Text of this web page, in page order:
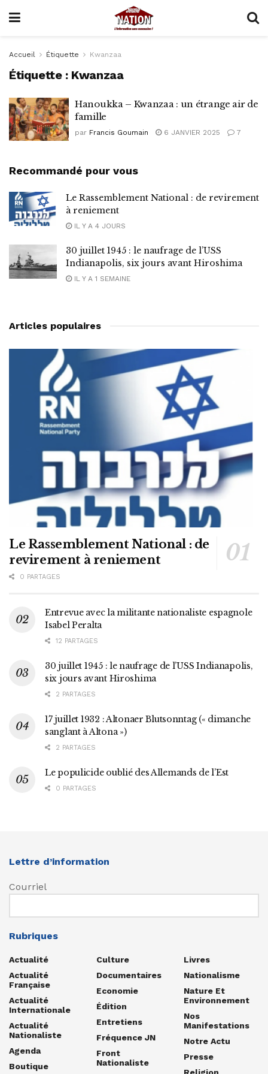
Accueil Étiquette Kwanzaa
Étiquette : Kwanzaa
Hanoukka – Kwanzaa : un étrange air de
famille
par Francis Goumain 6 JANVIER 2025 7
Recommandé pour vous
Le Rassemblement National : de revirement
à reniement
IL Y A 4 JOURS
30 juillet 1945 : le naufrage de l’USS
Indianapolis, six jours avant Hiroshima
IL Y A 1 SEMAINE
Articles populaires
Le Rassemblement National : de
revirement à reniement
0 PARTAGES
Entrevue avec la militante nationaliste espagnole
Isabel Peralta
12 PARTAGES
30 juillet 1945 : le naufrage de l’USS Indianapolis,
six jours avant Hiroshima
2 PARTAGES
17 juillet 1932 : Altonaer Blutsonntag (« dimanche
sanglant à Altona »)
2 PARTAGES
Le populicide oublié des Allemands de l’Est
0 PARTAGES
Lettre d’information
Courriel
Rubriques
Actualité
Actualité
Française
Actualité
Internationale
Actualité
Nationaliste
Agenda
Boutique
Culture
Documentaires
Economie
Édition
Entretiens
Fréquence JN
Front
Nationaliste
Livres
Nationalisme
Nature Et
Environnement
Nos
Manifestations
Notre Actu
Presse